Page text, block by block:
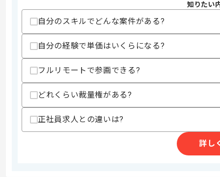
精算・お支払い
支払いサイト
15日
その他募集要項
商談回数
1回
募集人数
作業開始日
NEC汎用機経験者には最適な案件です。
知りたい
自分のスキルでどんな案件がある?
自分の経験で単価はいくらになる?
フルリモートで参画できる?
どれくらい裁量権がある?
正社員求人との違いは?
詳し